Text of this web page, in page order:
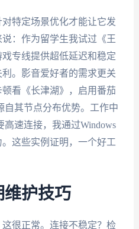
特定场景优化才能让它发
：作为留学生我试过《王
专线提供超低延迟和稳定
。影音爱好者的需求更关
看《长津湖》，启用番茄
自其节点分布优势。工作中
速连接，我通过Windows
这些实例证明，一个好工
维护技巧
很正常。连接不稳定？检